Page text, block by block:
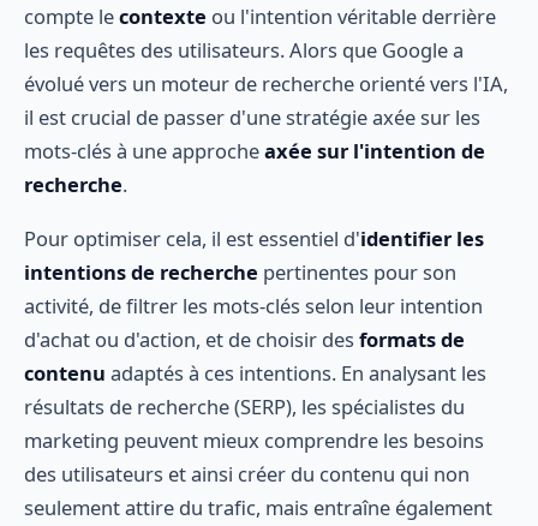
compte lecontexte ou l'intention véritable derrière
les requêtes des utilisateurs. Alors que Google a
évolué vers un moteur de recherche orienté vers l'IA,
il est crucial de passer d'une stratégie axée sur les
mots-clés à une approcheaxée sur l'intention de
recherche.
Pour optimiser cela, il est essentiel d'identifier les
intentions de recherche pertinentes pour son
activité, de filtrer les mots-clés selon leur intention
d'achat ou d'action, et de choisir des formats de
contenu adaptés à ces intentions. En analysant les
résultats de recherche (SERP), les spécialistes du
marketing peuvent mieux comprendre les besoins
des utilisateurs et ainsi créer du contenu qui non
seulement attire du trafic, mais entraîne également